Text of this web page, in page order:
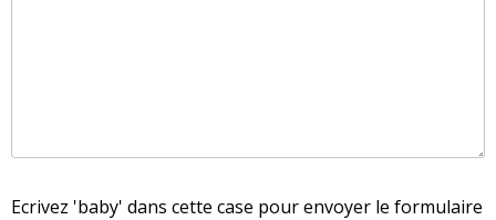
Ecrivez 'baby' dans cette case pour envoyer le formulaire